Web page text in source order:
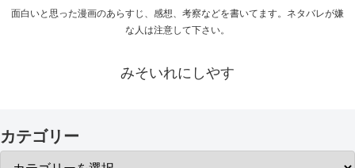
面白いと思った漫画のあらすじ、感想、考察などを書いてます。ネタバレが嫌
な人は注意して下さい。
みそいれにしやす
カテゴリー